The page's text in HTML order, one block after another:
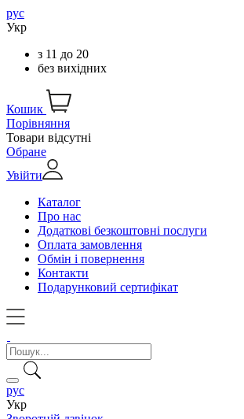
рус
Укр
з 11 до 20
без вихідних
Кошик
Порівняння
Товари відсутні
Обране
Увійти
Каталог
Про нас
Додаткові безкоштовні послуги
Оплата замовлення
Обмін і повернення
Контакти
Подарунковий сертифікат
рус
Укр